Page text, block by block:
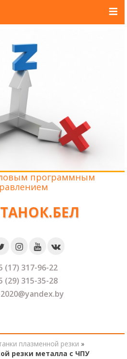
программным
(17) 317-96-22
(29) 315-35-28
плазменной резки »
резки металла с ЧПУ